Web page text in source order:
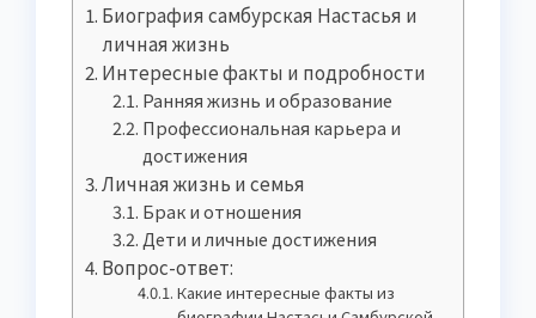
Биография самбурская Настасья и
личная жизнь
Интересные факты и подробности
Ранняя жизнь и образование
Профессиональная карьера и
достижения
Личная жизнь и семья
Брак и отношения
Дети и личные достижения
Вопрос-ответ:
Какие интересные факты из